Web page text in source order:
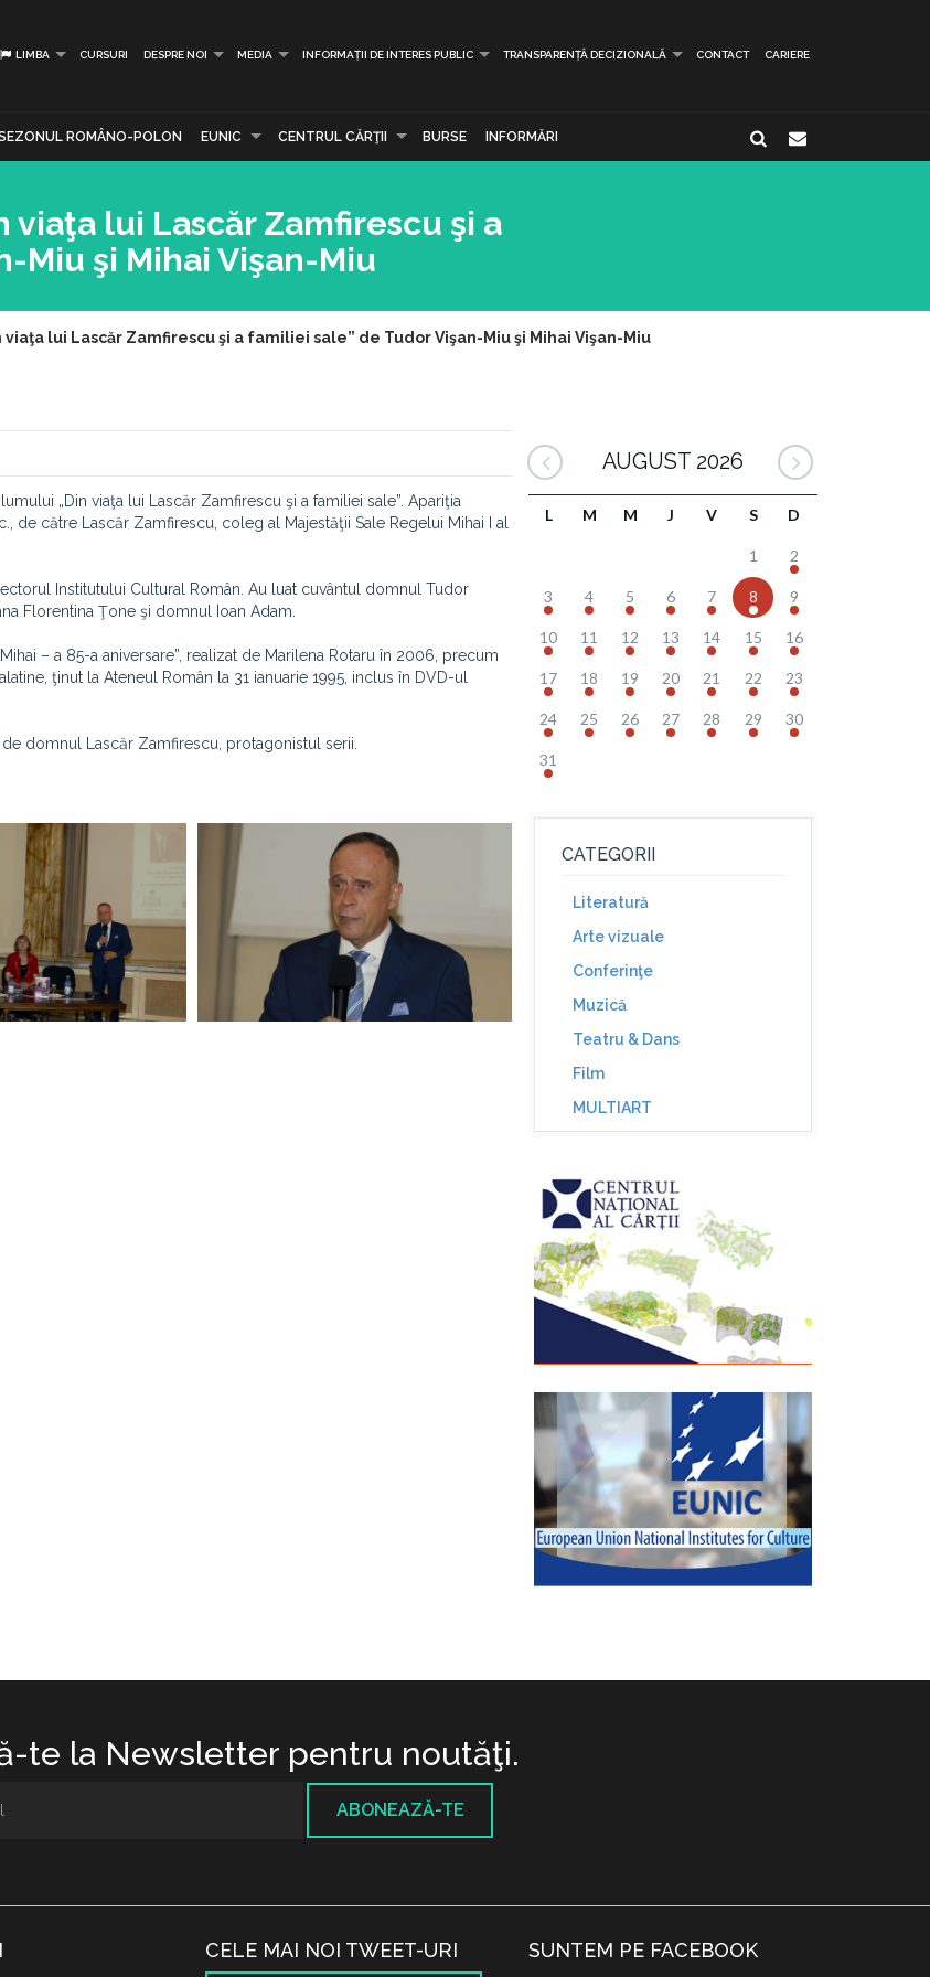
LIMBA CURSURI DESPRE NOI MEDIA INFORMAȚII DE INTERES PUBLIC TRANSPARENȚĂ DECIZIONALĂ CONTACT CARIERE
ROMÂNO-POLON EUNIC CENTRUL CĂRŢII BURSE INFORMĂRI
viaţa lui Lascăr Zamfirescu şi a
Miu şi Mihai Vişan-Miu
viaţa lui Lascăr Zamfirescu şi a familiei sale” de Tudor Vişan-Miu şi Mihai Vişan-Miu
„Din viaţa lui Lascăr Zamfirescu şi a familiei sale”. Apariţia
de către Lascăr Zamfirescu, coleg al Majestăţii Sale Regelui Mihai I al
Institutului Cultural Român. Au luat cuvântul domnul Tudor
Florentina Ţone şi domnul Ioan Adam.
– a 85-a aniversare”, realizat de Marilena Rotaru în 2006, precum
ţinut la Ateneul Român la 31 ianuarie 1995, inclus în DVD-ul
domnul Lascăr Zamfirescu, protagonistul serii.
AUGUST 2026
L M M J V S D
1 2
3 4 5 6 7 8 9
10 11 12 13 14 15 16
17 18 19 20 21 22 23
24 25 26 27 28 29 30
31
CATEGORII
Literatură
Arte vizuale
Conferinţe
Muzică
Teatru & Dans
Film
MULTIART
te la Newsletter pentru noutăţi.
ABONEAZĂ-TE
CELE MAI NOI TWEET-URI SUNTEM PE FACEBOOK